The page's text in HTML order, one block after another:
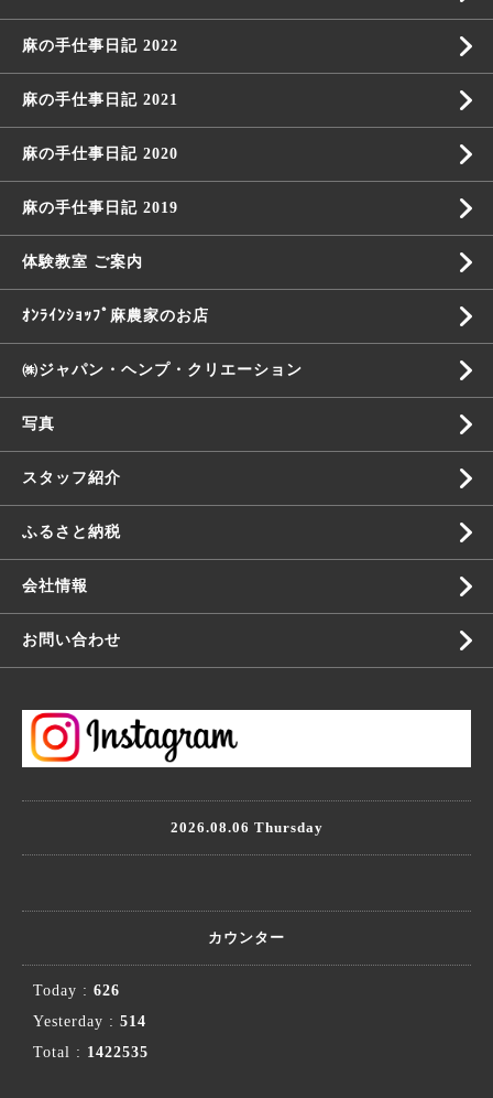
麻の手仕事日記 2022
麻の手仕事日記 2021
麻の手仕事日記 2020
麻の手仕事日記 2019
体験教室 ご案内
ｵﾝﾗｲﾝｼｮｯﾌﾟ麻農家のお店
㈱ジャパン・ヘンプ・クリエーション
写真
スタッフ紹介
ふるさと納税
会社情報
お問い合わせ
2026.08.06 Thursday
カウンター
Today : 626
Yesterday : 514
Total : 1422535